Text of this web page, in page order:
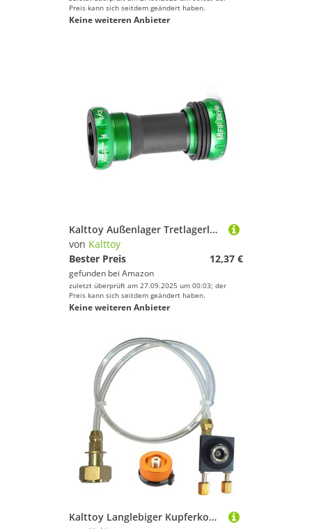
Preis kann sich seitdem geändert haben.
Keine weiteren Anbieter
Kalttoy Außenlager Tretlagerleitung / Einpressen für Sram 24-22mm
von Kalttoy
Bester Preis
12,37 €
gefunden bei Amazon
zuletzt überprüft am 27.09.2025 um 00:03; der
Preis kann sich seitdem geändert haben.
Keine weiteren Anbieter
Kalttoy Langlebiger Kupferkopf-Gaswandler, Gasbehälter, gefalteter Adapter